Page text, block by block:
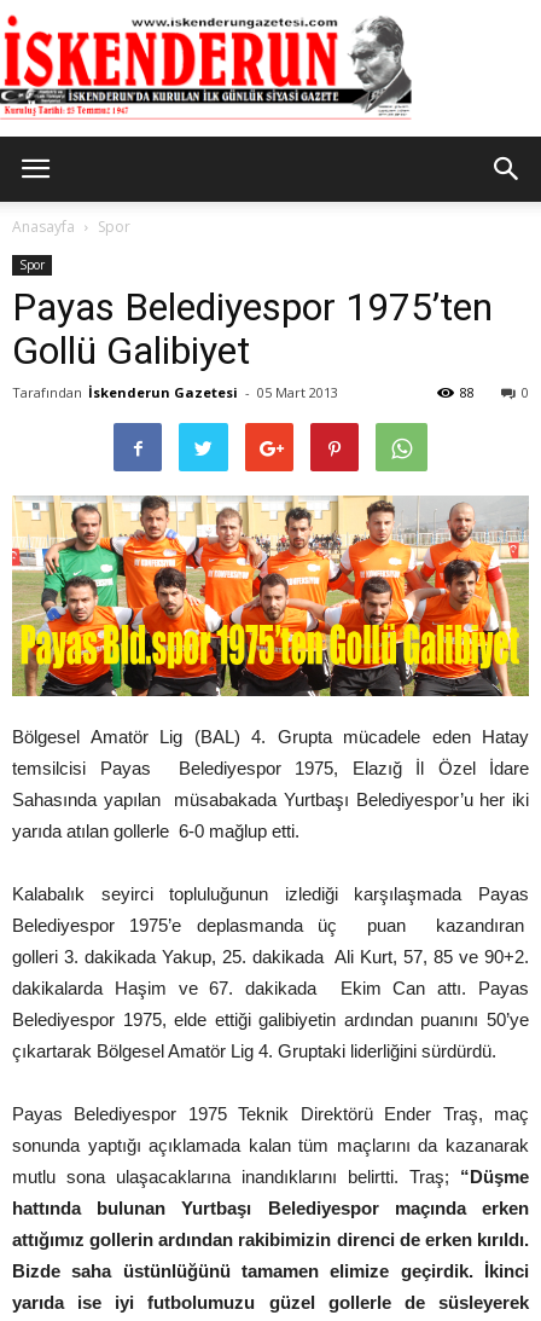
Gazetesi
Anasayfa Spor
Spor
Payas Belediyespor 1975’ten
Gollü Galibiyet
Tarafından İskenderun Gazetesi - 05 Mart 2013 0
88
Bölgesel Amatör Lig (BAL) 4. Grupta mücadele eden Hatay
temsilcisi Payas Belediyespor 1975, Elazığ İl Özel İdare
Sahasında yapılan müsabakada Yurtbaşı Belediyespor’u her iki
yarıda atılan gollerle 6-0 mağlup etti.
Kalabalık seyirci topluluğunun izlediği karşılaşmada Payas
Belediyespor 1975’e deplasmanda üç puan kazandıran
golleri 3. dakikada Yakup, 25. dakikada Ali Kurt, 57, 85 ve 90+2.
dakikalarda Haşim ve 67. dakikada Ekim Can attı. Payas
Belediyespor 1975, elde ettiği galibiyetin ardından puanını 50’ye
çıkartarak Bölgesel Amatör Lig 4. Gruptaki liderliğini sürdürdü.
Payas Belediyespor 1975 Teknik Direktörü Ender Traş, maç
sonunda yaptığı açıklamada kalan tüm maçlarını da kazanarak
mutlu sona ulaşacaklarına inandıklarını belirtti. Traş; “Düşme
hattında bulunan Yurtbaşı Belediyespor maçında erken
attığımız gollerin ardından rakibimizin direnci de erken kırıldı.
Bizde saha üstünlüğünü tamamen elimize geçirdik. İkinci
yarıda ise iyi futbolumuzu güzel gollerle de süsleyerek